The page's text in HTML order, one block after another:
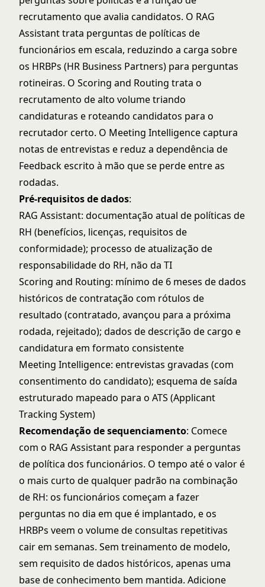
recrutamento que avalia candidatos. O RAG
Assistant trata perguntas de políticas de
funcionários em escala, reduzindo a carga sobre
os HRBPs (HR Business Partners) para perguntas
rotineiras. O Scoring and Routing trata o
recrutamento de alto volume triando
candidaturas e roteando candidatos para o
recrutador certo. O Meeting Intelligence captura
notas de entrevistas e reduz a dependência de
Feedback escrito à mão que se perde entre as
rodadas.
Pré-requisitos de dados:
RAG Assistant: documentação atual de políticas de
RH (benefícios, licenças, requisitos de
conformidade); processo de atualização de
responsabilidade do RH, não da TI
Scoring and Routing: mínimo de 6 meses de dados
históricos de contratação com rótulos de
resultado (contratado, avançou para a próxima
rodada, rejeitado); dados de descrição de cargo e
candidatura em formato consistente
Meeting Intelligence: entrevistas gravadas (com
consentimento do candidato); esquema de saída
estruturado mapeado para o ATS (Applicant
Tracking System)
Recomendação de sequenciamento: Comece
com o RAG Assistant para responder a perguntas
de política dos funcionários. O tempo até o valor é
o mais curto de qualquer padrão na combinação
de RH: os funcionários começam a fazer
perguntas no dia em que é implantado, e os
HRBPs veem o volume de consultas repetitivas
cair em semanas. Sem treinamento de modelo,
sem requisito de dados históricos, apenas uma
base de conhecimento bem mantida. Adicione